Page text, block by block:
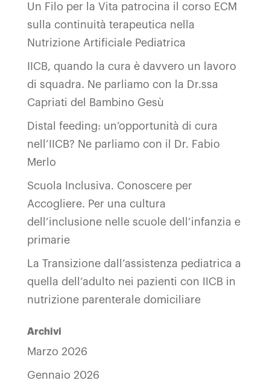
Un Filo per la Vita patrocina il corso ECM
sulla continuità terapeutica nella
Nutrizione Artificiale Pediatrica
IICB, quando la cura è davvero un lavoro
di squadra. Ne parliamo con la Dr.ssa
Capriati del Bambino Gesù
Distal feeding: un’opportunità di cura
nell’IICB? Ne parliamo con il Dr. Fabio
Merlo
Scuola Inclusiva. Conoscere per
Accogliere. Per una cultura
dell’inclusione nelle scuole dell’infanzia e
primarie
La Transizione dall’assistenza pediatrica a
quella dell’adulto nei pazienti con IICB in
nutrizione parenterale domiciliare
Archivi
Marzo 2026
Gennaio 2026